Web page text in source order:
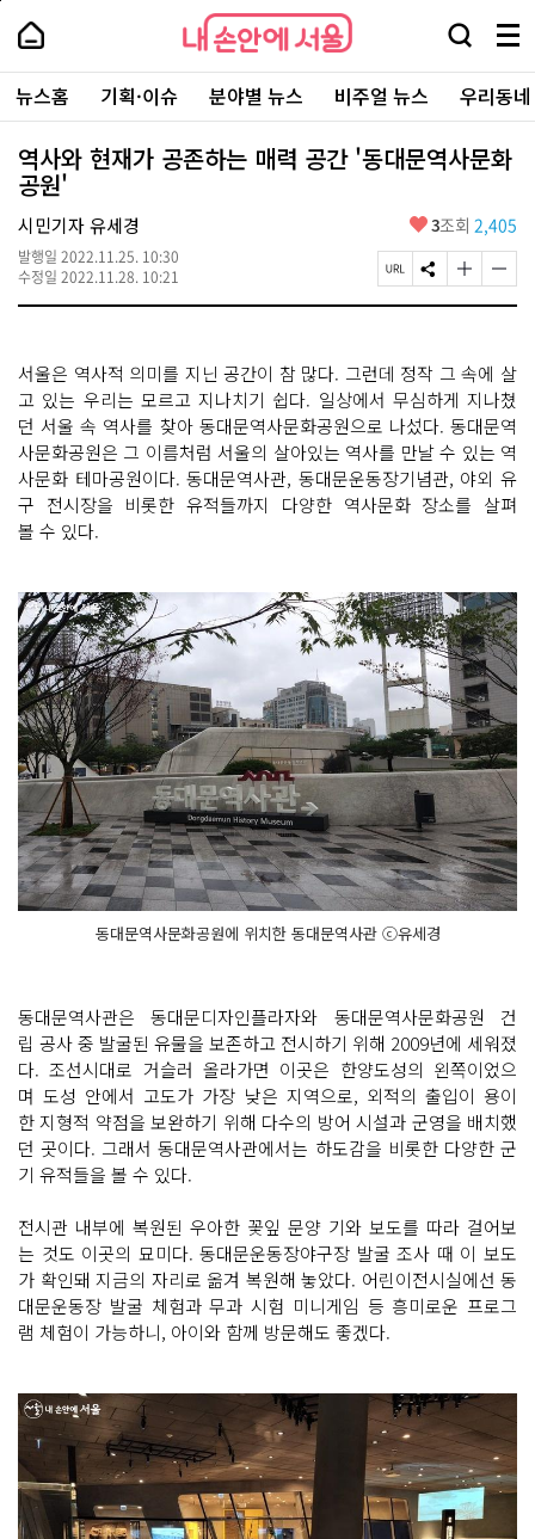
본
로
가
내
손
안
에
서
울
-
서
울
시
대
표
소
통
포
내
손
에
울
검
창
열
기
메
뉴
전
체
보
기
주
요
서
뉴스홈 기획·이슈 분야별 뉴스 비주얼 뉴스 우리동
역사와 현재가 공존하는 매력 공간 '동대문역사문화
공원'
시민기자 유세경
발행일 2022.11.25. 10:30
수정일 2022.11.28. 10:21
좋
요
3조회 2,405
페
이
L
복
사
S
N
유
하
기
글
자
크
게
변
경
하
기
글
자
게
변
경
하
기
서울은 역사적 의미를 지닌 공간이 참 많다. 그런데 정작 그 속에 살
고 있는 우리는 모르고 지나치기 쉽다. 일상에서 무심하게 지나쳤
던 서울 속 역사를 찾아 동대문역사문화공원으로 나섰다. 동대문역
사문화공원은 그 이름처럼 서울의 살아있는 역사를 만날 수 있는 역
사문화 테마공원이다. 동대문역사관, 동대문운동장기념관, 야외 유
구 전시장을 비롯한 유적들까지 다양한 역사문화 장소를 살펴
볼 수 있다.
동대문역사문화공원에 위치한 동대문역사관 ⓒ유세경
동대문역사관은 동대문디자인플라자와 동대문역사문화공원 건
립 공사 중 발굴된 유물을 보존하고 전시하기 위해 2009년에 세워졌
다. 조선시대로 거슬러 올라가면 이곳은 한양도성의 왼쪽이었으
며 도성 안에서 고도가 가장 낮은 지역으로, 외적의 출입이 용이
한 지형적 약점을 보완하기 위해 다수의 방어 시설과 군영을 배치했
던 곳이다. 그래서 동대문역사관에서는 하도감을 비롯한 다양한 군
기 유적들을 볼 수 있다.
전시관 내부에 복원된 우아한 꽃잎 문양 기와 보도를 따라 걸어보
는 것도 이곳의 묘미다. 동대문운동장야구장 발굴 조사 때 이 보도
가 확인돼 지금의 자리로 옮겨 복원해 놓았다. 어린이전시실에선 동
대문운동장 발굴 체험과 무과 시험 미니게임 등 흥미로운 프로그
램 체험이 가능하니, 아이와 함께 방문해도 좋겠다.
페
상
단
로